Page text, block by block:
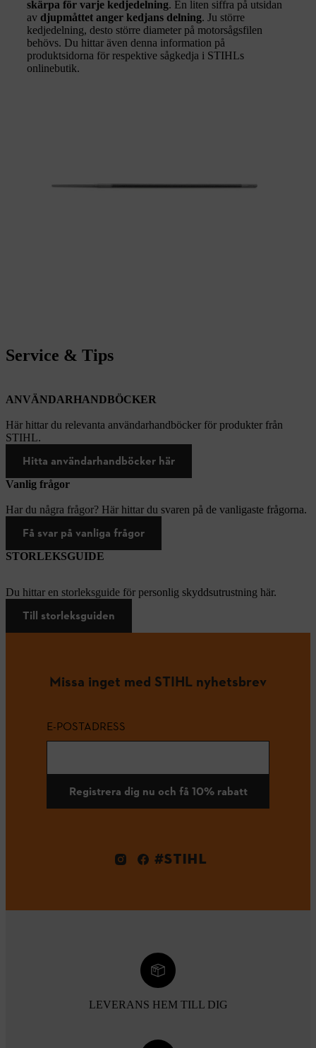
skärpa för varje kedjedelning. En liten siffra på utsidan
av djupmåttet anger kedjans delning. Ju större
kedjedelning, desto större diameter på motorsågsfilen
behövs. Du hittar även denna information på
produktsidorna för respektive sågkedja i STIHLs
onlinebutik.
Service & Tips
ANVÄNDARHANDBÖCKER
Här hittar du relevanta användarhandböcker för produkter från
STIHL.
Hitta användarhandböcker här
Vanlig frågor
Har du några frågor? Här hittar du svaren på de vanligaste frågorna.
Få svar på vanliga frågor
STORLEKSGUIDE
Du hittar en storleksguide för personlig skyddsutrustning här.
Till storleksguiden
Missa inget med STIHL nyhetsbrev
E-POSTADRESS
Registrera dig nu och få 10% rabatt
#STIHL
LEVERANS HEM TILL DIG